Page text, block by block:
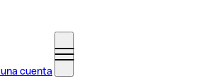
cuenta